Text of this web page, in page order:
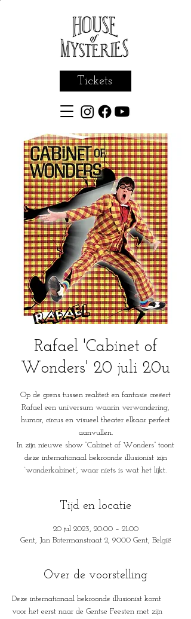
Tickets
Rafael 'Cabinet of
Wonders' 20 juli 20u
Op de grens tussen realiteit en fantasie creëert
Rafael een universum waarin verwondering,
humor, circus en visueel theater elkaar perfect
aanvullen.
In zijn nieuwe show “Cabinet of Wonders” toont
deze internationaal bekroonde illusionist zijn
‘wonderkabinet’, waar niets is wat het lijkt.
Tijd en locatie
20 jul 2023, 20:00 – 21:00
Gent, Jan Botermanstraat 2, 9000 Gent, België
Over de voorstelling
Deze internationaal bekroonde illusionist komt
voor het eerst naar de Gentse Feesten met zijn